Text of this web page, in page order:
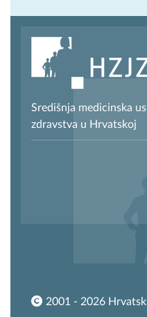
Središnja medicinska
zdravstva u Hrvatskoj
2001 - 2026